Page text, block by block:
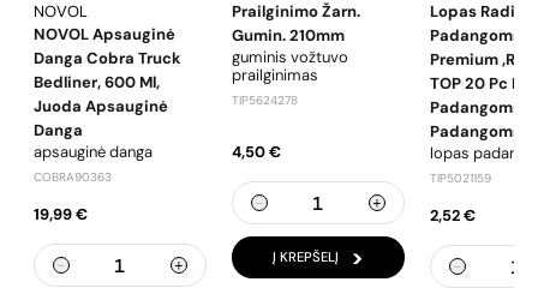
NOVOL
NOVOL Apsauginė
Danga Cobra Truck
Bedliner, 600 Ml,
Juoda Apsauginė
Danga
apsauginė danga
COBRA90363
19,99 €
Prailginimo Žarn.
Gumin. 210mm
guminis vožtuvo
prailginimas
TIP5624278
4,50 €
Į KREPŠELĮ
Lopas Radial.
Padangoms
Premium
TOP 20 Pc
Padangoms
Padangoms
lopas
TIP5021159
2,52 €